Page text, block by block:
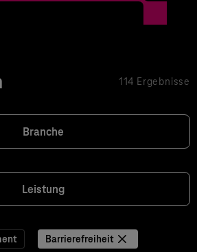
114 Ergebnisse
Branche
Leistung
Barrierefreiheit